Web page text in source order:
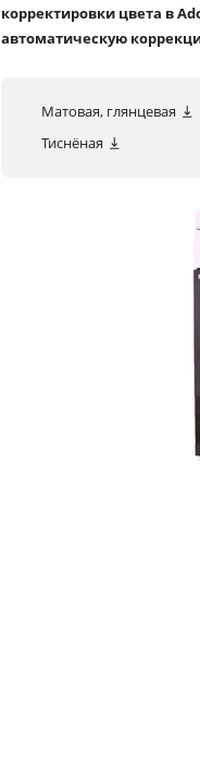
корректировки цвета в
автоматическую
Матовая, глянцевая
Тиснёная